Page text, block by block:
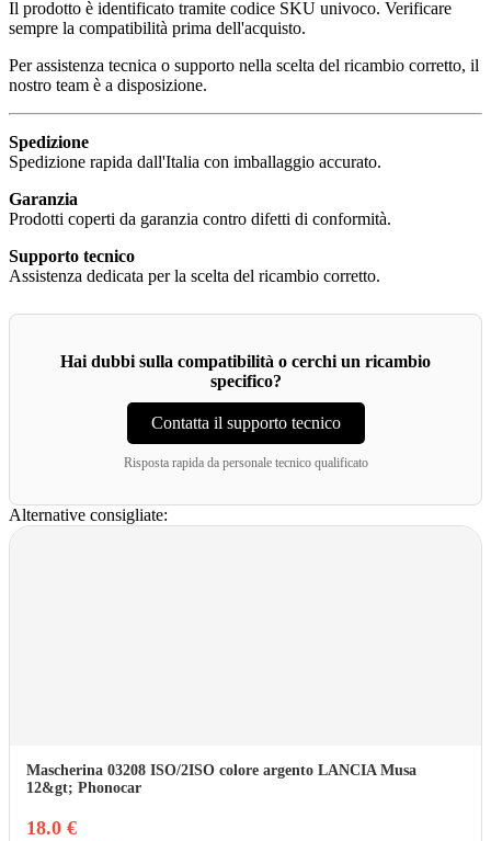
Il prodotto è identificato tramite codice SKU univoco. Verificare
sempre la compatibilità prima dell'acquisto.
Per assistenza tecnica o supporto nella scelta del ricambio corretto, il
nostro team è a disposizione.
Spedizione
Spedizione rapida dall'Italia con imballaggio accurato.
Garanzia
Prodotti coperti da garanzia contro difetti di conformità.
Supporto tecnico
Assistenza dedicata per la scelta del ricambio corretto.
Hai dubbi sulla compatibilità o cerchi un ricambio
specifico?
Contatta il supporto tecnico
Risposta rapida da personale tecnico qualificato
Alternative consigliate:
Mascherina 03208 ISO/2ISO colore argento LANCIA Musa
12&gt; Phonocar
18.0 €